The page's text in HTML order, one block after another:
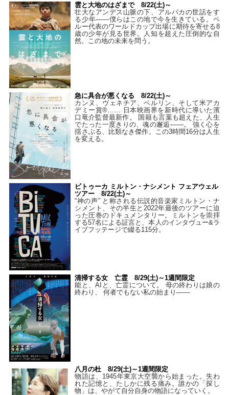
雲と大地のはざまで 8/22(土)～
壮大なアンデス山脈の下、アルパカの世話をす
る少年――僕らはこの地で今を生きている。ペ
ルー代表のワールドカップ出場に期待を寄せる8
歳の少年が見る世界。人知を超えた圧倒的な自
然。この地の未来を問う。
急に具合が悪くなる 8/22(土)～
カンヌ、ヴェネチア、ベルリン、そして米アカ
デミー賞®…… 日本映画界を新時代に導いた濱
口竜介監督最新作。 国籍も言葉も超えた、人生
でたった一度きりの、魂の邂逅――。 強く心を
揺さぶる、比類なき傑作。この3時間16分は人生
を変える。
ビトゥーカ ミルトン・ナシメント フェアウェル
ツアー 8/22(土)～
“神の声” と称される伝説的音楽家ミルトン・ナ
シメント、その半生と2022年最後のツアーに迫
った圧巻のドキュメンタリー。ミルトンを崇拝
する57名による証言と、本人のインタヴュー&ラ
イブフッテージで綴る115分。
清掃する女 亡霊 8/29(土)～1週間限定
能と、AIと、亡霊について。 母の終わりは娘の
終わり、 何者でもない私の始まり――
八月の杜 8/29(土)～1週間限定
物語は、1945年東京大空襲から始まった。失わ
れた記憶と、たしかに残る痛み。誰かの「探し
物」は、やがて自分自身の物語になっていく。